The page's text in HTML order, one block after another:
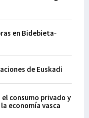
en Bidebieta-
de Euskadi
consumo privado y
economía vasca